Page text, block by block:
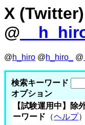
X
@
@h_hiro @h_hiro_ @
検索キーワード
オプション
【試験運用中】除
ーワード （ヘルプ）